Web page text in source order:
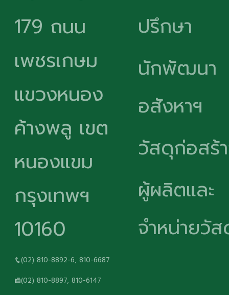
179 ถนน
เพชรเกษม
แขวงหนอง
ค้างพลู เขต
หนองแขม
กรุงเทพฯ
10160
(02) 810-8892-6, 810-6687
(02) 810-8897, 810-6147
ปรึกษา
นักพัฒนา
อสังหาฯ
วัสดุก่อสร้
ผู้ผลิตและ
จำหน่ายวั